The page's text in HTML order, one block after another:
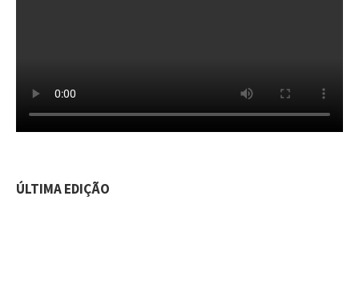
ÚLTIMA EDIÇÃO